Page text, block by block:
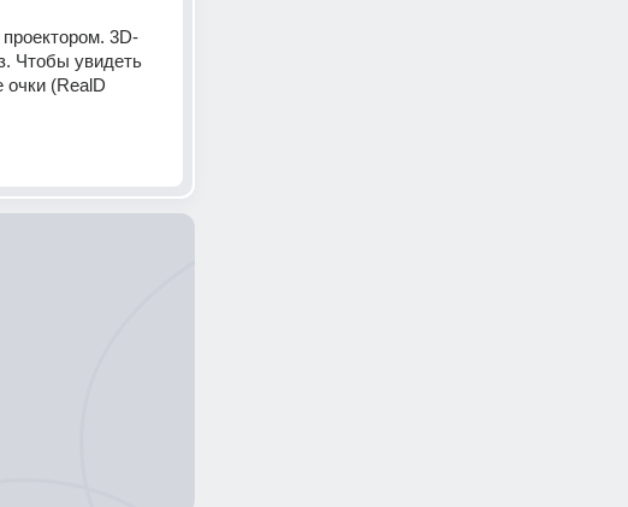
3D-
Чтобы увидеть
(RealD